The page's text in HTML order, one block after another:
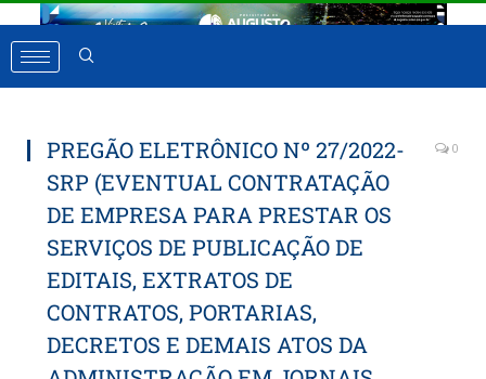
PREGÃO ELETRÔNICO Nº 27/2022-
SRP (EVENTUAL CONTRATAÇÃO
DE EMPRESA PARA PRESTAR OS
SERVIÇOS DE PUBLICAÇÃO DE
EDITAIS, EXTRATOS DE
CONTRATOS, PORTARIAS,
DECRETOS E DEMAIS ATOS DA
0